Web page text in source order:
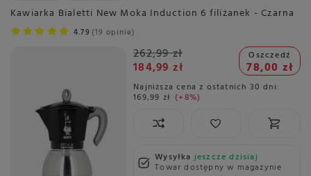
Kawiarka Bialetti New Moka Induction 6 filiżanek - Czarna
4.79 19 opinie
262,99 zł
184,99 zł
Oszczedź
78,00 zł
Najniższa cena z ostatnich 30 dni:
169,99 zł +8%
Wysyłkajeszcze dzisiaj
Towar dostępny w magazynie